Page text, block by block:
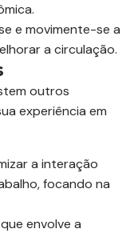
e movimente-se a
a circulação.
outros
experiência em
a interação
focando na
envolve a